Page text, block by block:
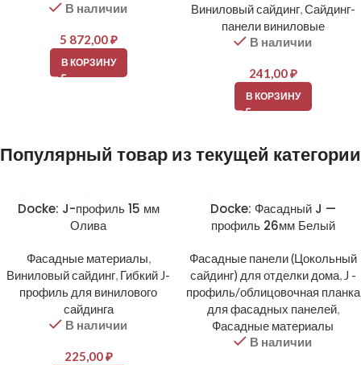
В наличии
5 872,00₽
В КОРЗИНУ
Виниловый сайдинг,Сайдинг-
панели виниловые
В наличии
241,00₽
В КОРЗИНУ
Популярный товар из текущей категории
Docke: J-профиль 15 мм
Олива
Фасадные материалы,
Виниловый сайдинг, Гибкий J-
профиль для винилового
сайдинга
В наличии
225,00₽
Docke: Фасадный J —
профиль 26мм Белый
Фасадные панели (Цокольный
сайдинг) для отделки дома, J -
профиль/облицовочная планка
для фасадных панелей,
Фасадные материалы
В наличии